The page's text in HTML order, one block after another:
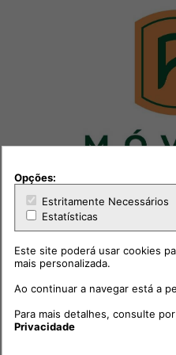
Opções:
Estritamente Necessários
Estatísticas
Este site poderá usar cookies
mais personalizada.
Ao continuar a navegar está a
Para mais detalhes, consulte
Privacidade